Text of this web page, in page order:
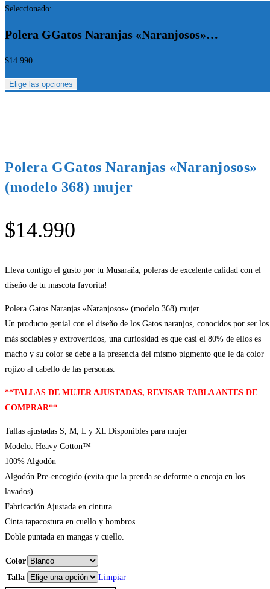
Seleccionado:
Polera GGatos Naranjas «Naranjosos»…
$14.990
Elige las opciones
Polera GGatos Naranjas «Naranjosos»
(modelo 368) mujer
$14.990
Lleva contigo el gusto por tu Musaraña, poleras de excelente calidad con el
diseño de tu mascota favorita!
Polera Gatos Naranjas «Naranjosos» (modelo 368) mujer
Un producto genial con el diseño de los Gatos naranjos, conocidos por ser los
más sociables y extrovertidos, una curiosidad es que casi el 80% de ellos es
macho y su color se debe a la presencia del mismo pigmento que le da color
rojizo al cabello de las personas.
**TALLAS DE MUJER AJUSTADAS, REVISAR TABLA ANTES DE
COMPRAR**
Tallas ajustadas S, M, L y XL Disponibles para mujer
Modelo: Heavy Cotton™
100% Algodón
Algodón Pre-encogido (evita que la prenda se deforme o encoja en los
lavados)
Fabricación Ajustada en cintura
Cinta tapacostura en cuello y hombros
Doble puntada en mangas y cuello.
Color
Talla
Limpiar